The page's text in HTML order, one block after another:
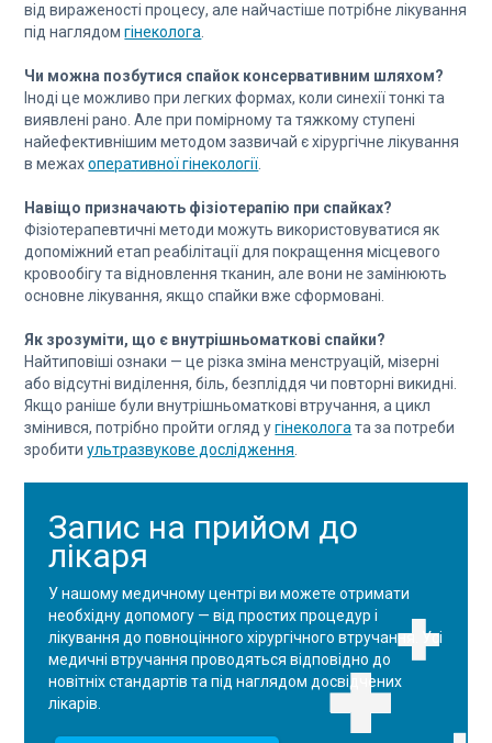
від вираженості процесу, але найчастіше потрібне лікування
під наглядомгінеколога
Чи можна позбутися спайок консервативним шляхом?
Іноді це можливо при легких формах, коли синехії тонкі та
виявлені рано. Але при помірному та тяжкому ступені
найефективнішим методом зазвичай є хірургічне лікування
в межахоперативної гінекології
Навіщо призначають фізіотерапію при спайках?
Фізіотерапевтичні методи можуть використовуватися як
допоміжний етап реабілітації для покращення місцевого
кровообігу та відновлення тканин, але вони не замінюють
основне лікування, якщо спайки вже сформовані.
Як зрозуміти, що є внутрішньоматкові спайки?
Найтиповіші ознаки — це різка зміна менструацій, мізерні
або відсутні виділення, біль, безпліддя чи повторні викидні.
Якщо раніше були внутрішньоматкові втручання, а цикл
змінився, потрібно пройти огляд угінеколога та за потреби
зробитиультразвукове дослідження
Запис на прийом до
лікаря
У нашому медичному центрі ви можете отримати
необхідну допомогу — від простих процедур і
лікування до повноцінного хірургічного втручання. Усі
медичні втручання проводяться відповідно до
новітніх стандартів та під наглядом досвідчених
лікарів.